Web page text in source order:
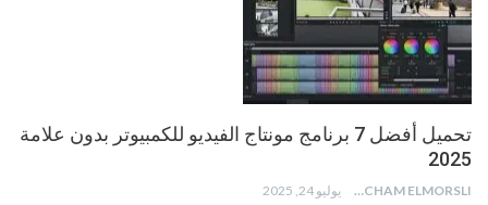
تحميل أفضل 7 برنامج مونتاج الفيديو للكمبيوتر بدون علامة
2025
HICHAM ELMORSLI يوليو 24, 2025